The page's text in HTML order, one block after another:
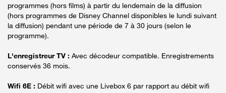
programmes (hors films) à partir du lendemain de la diffusion
(hors programmes de Disney Channel disponibles le lundi suivant
la diffusion) pendant une période de 7 à 30 jours (selon le
programme).
L'enregistreur TV : Avec décodeur compatible. Enregistrements
conservés 36 mois.
Wifi 6E : Débit wifi avec une Livebox 6 par rapport au débit wifi